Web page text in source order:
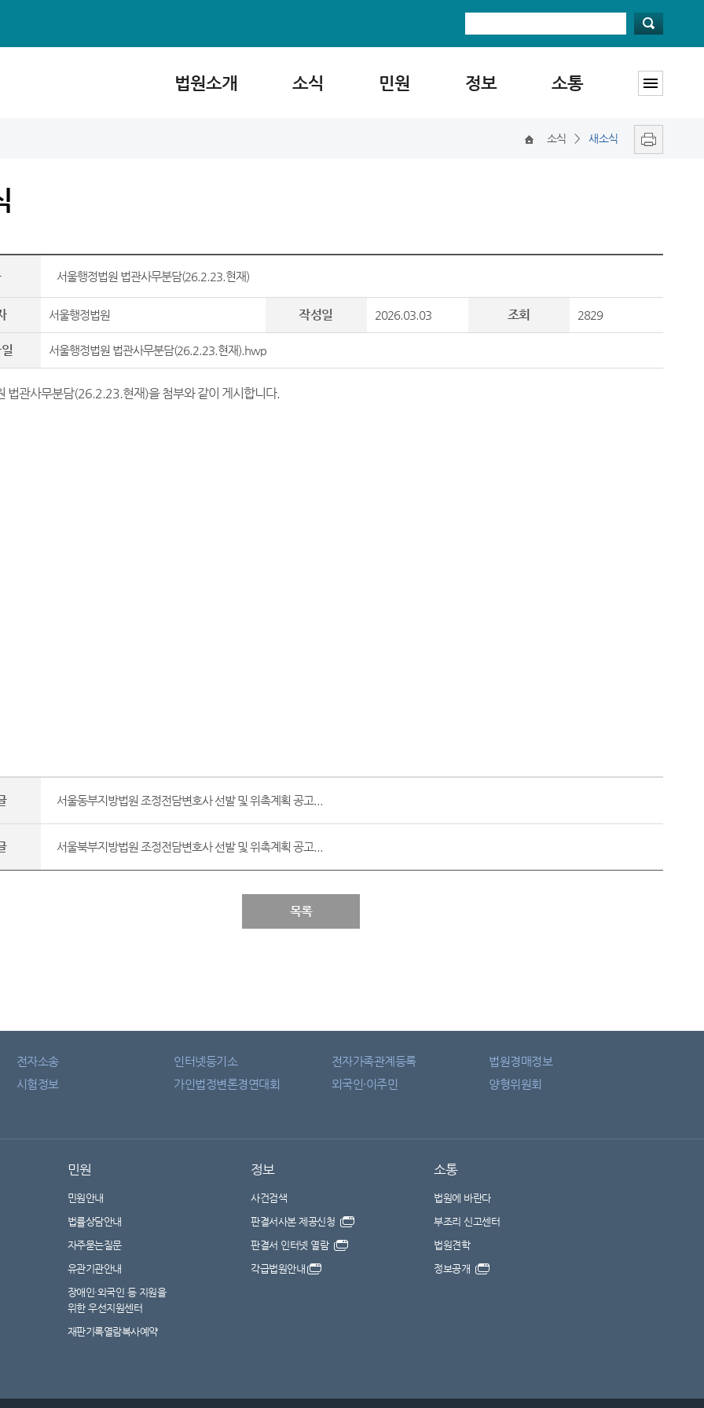
법원소개 소식 민원 정보 소통
소식 > 새소식
서울행정법원 법관사무분담(26.2.23.현재)
서울행정법원 작성일 2026.03.03 조회 2829
서울행정법원 법관사무분담(26.2.23.현재).hwp
법관사무분담(26.2.23.현재)을 첨부와 같이 게시합니다.
서울동부지방법원 조정전담변호사 선발 및 위촉계획 공고...
서울북부지방법원 조정전담변호사 선발 및 위촉계획 공고...
목록
전자소송 인터넷등기소 전자가족관계등록
법원경매정보
시험정보 가인법정변론경연대회 외국인·이주민
양형위원회
민원
민원안내
법률상담안내
자주묻는질문
유관기관안내
장애인·외국인 등 지원을
위한 우선지원센터
재판기록열람복사예약
정보
사건검색
판결서사본 제공신청
판결서 인터넷 열람
각급법원안내
소통
법원에 바란다
부조리 신고센터
법원견학
정보공개